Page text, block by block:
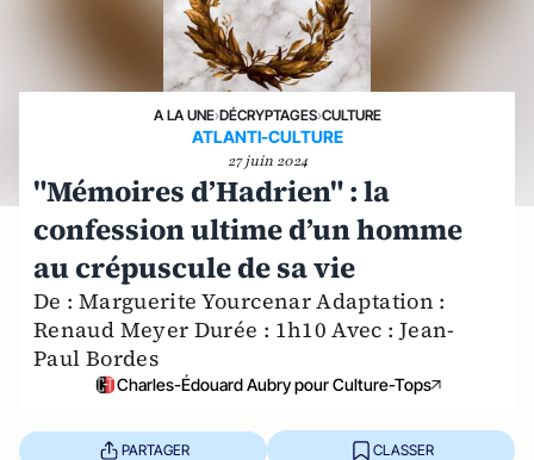
A LA UNE›DÉCRYPTAGES›CULTURE
ATLANTI-CULTURE
27 juin 2024
"Mémoires d’Hadrien" : la
confession ultime d’un homme
au crépuscule de sa vie
De : Marguerite Yourcenar Adaptation :
Renaud Meyer Durée : 1h10 Avec : Jean-
Paul Bordes
Charles-Édouard Aubry pour Culture-Tops
PARTAGER CLASSER